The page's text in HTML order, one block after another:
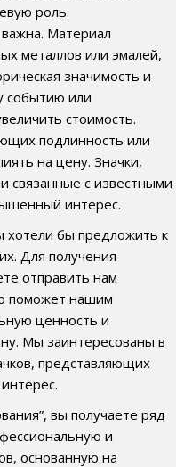
роль.
Материал
металлов или эмалей,
значимость и
событию или
стоимость.
подлинность или
на цену. Значки,
с известными
интерес.
хотели бы предложить к
Для получения
отправить нам
поможет нашим
ценность и
Мы заинтересованы в
представляющих
вы получаете ряд
и
основанную на